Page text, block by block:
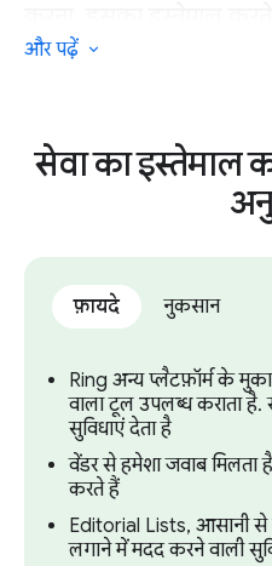
डेवलपर या तकनीकी
और पढ़ें
सेवा का इस्तेमाल
फ़ायदे नुकसान
Ring अन्य प्लैटफ़ॉर्म के
वाला टूल उपलब्ध कराता
सुविधाएं देता है
वेंडर से हमेशा जवाब मिलता
करते हैं
Editorial Lists, आसानी से
लगाने में मदद करने वाली